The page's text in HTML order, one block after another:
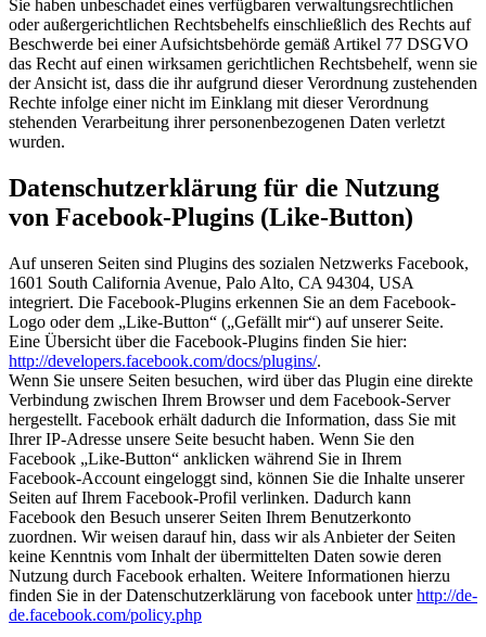
Sie haben unbeschadet eines verfügbaren verwaltungsrechtlichen
oder außergerichtlichen Rechtsbehelfs einschließlich des Rechts auf
Beschwerde bei einer Aufsichtsbehörde gemäß Artikel 77 DSGVO
das Recht auf einen wirksamen gerichtlichen Rechtsbehelf, wenn sie
der Ansicht ist, dass die ihr aufgrund dieser Verordnung zustehenden
Rechte infolge einer nicht im Einklang mit dieser Verordnung
stehenden Verarbeitung ihrer personenbezogenen Daten verletzt
wurden.
Datenschutzerklärung für die Nutzung
von Facebook-Plugins (Like-Button)
Auf unseren Seiten sind Plugins des sozialen Netzwerks Facebook,
1601 South California Avenue, Palo Alto, CA 94304, USA
integriert. Die Facebook-Plugins erkennen Sie an dem Facebook-
Logo oder dem „Like-Button“ („Gefällt mir“) auf unserer Seite.
Eine Übersicht über die Facebook-Plugins finden Sie hier:
http://developers.facebook.com/docs/plugins/.
Wenn Sie unsere Seiten besuchen, wird über das Plugin eine direkte
Verbindung zwischen Ihrem Browser und dem Facebook-Server
hergestellt. Facebook erhält dadurch die Information, dass Sie mit
Ihrer IP-Adresse unsere Seite besucht haben. Wenn Sie den
Facebook „Like-Button“ anklicken während Sie in Ihrem
Facebook-Account eingeloggt sind, können Sie die Inhalte unserer
Seiten auf Ihrem Facebook-Profil verlinken. Dadurch kann
Facebook den Besuch unserer Seiten Ihrem Benutzerkonto
zuordnen. Wir weisen darauf hin, dass wir als Anbieter der Seiten
keine Kenntnis vom Inhalt der übermittelten Daten sowie deren
Nutzung durch Facebook erhalten. Weitere Informationen hierzu
finden Sie in der Datenschutzerklärung von facebook unterhttp://de-
de.facebook.com/policy.php